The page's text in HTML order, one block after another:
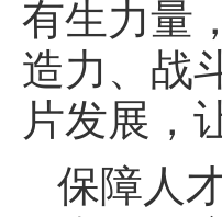
有生力量
造力、战
片发展，
保障人